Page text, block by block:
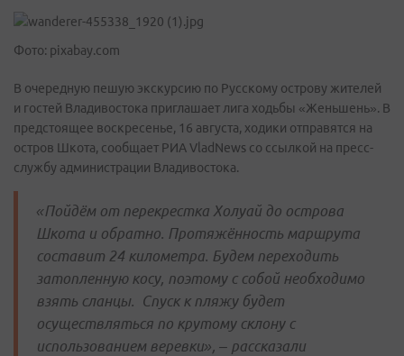
Фото: pixabay.com
В очередную пешую экскурсию по Русскому острову жителей
и гостей Владивостока приглашает лига ходьбы «Женьшень». В
предстоящее воскресенье, 16 августа, ходики отправятся на
остров Шкота, сообщает РИА VladNews со ссылкой на пресс-
службу администрации Владивостока.
«Пойдём от перекрестка Холуай до острова
Шкота и обратно. Протяжённость маршрута
составит 24 километра. Будем переходить
затопленную косу, поэтому с собой необходимо
взять сланцы. Спуск к пляжу будет
осуществляться по крутому склону с
использованием веревки», – рассказали